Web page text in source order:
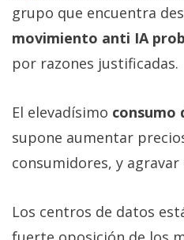
grupo que encuentra
movimiento anti IA
por razones justificadas.
El elevadísimo consumo
supone aumentar
consumidores, y
Los centros de datos